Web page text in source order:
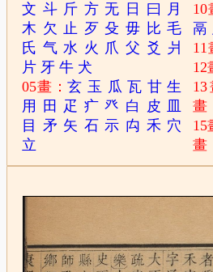
文 斗 斤 方 无 日 曰 月
木 欠 止 歹 殳 毋 比 毛
氏 气 水 火 爪 父 爻 爿
片 牙 牛 犬
05畫：玄 玉 瓜 瓦 甘 生
用
田 疋 疒 癶 白 皮
目
矛 矢 石 示 禸 禾 穴
立
10
鬲
11
12
13
畫
15
畫